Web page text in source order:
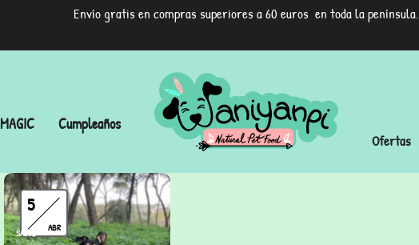
Envío gratis en compras superiores a 60 euros en toda la península.
MAGIC Cumpleaños
Ofertas
5
ABR
SALUD